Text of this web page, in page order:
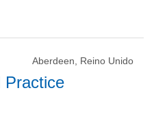
Aberdeen, Reino Unido
Practice